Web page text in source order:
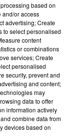
Marion-de-
based on
and/or access
advertising; Create
to select personalised
content
or combinations
services; Create
personalised
security, prevent and
and content;
may
data to offer
information actively
combine data from
devices based on